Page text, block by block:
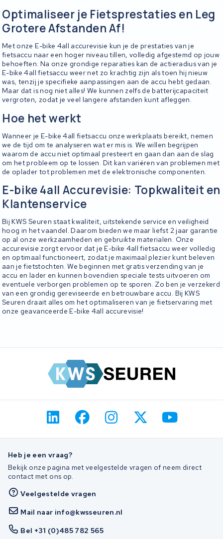
Optimaliseer je Fietsprestaties en Leg
Grotere Afstanden Af!
Met onze E-bike 4all accurevisie kun je de prestaties van je
fietsaccu naar een hoger niveau tillen, volledig afgestemd op jouw
behoeften. Na onze grondige reparaties kan de actieradius van je
E-bike 4all fietsaccu weer net zo krachtig zijn als toen hij nieuw
was, tenzij je specifieke aanpassingen aan de accu hebt gedaan.
Maar dat is nog niet alles! We kunnen zelfs de batterijcapaciteit
vergroten, zodat je veel langere afstanden kunt afleggen.
Hoe het werkt
Wanneer je E-bike 4all fietsaccu onze werkplaats bereikt, nemen
we de tijd om te analyseren wat er mis is. We willen begrijpen
waarom de accu niet optimaal presteert en gaan dan aan de slag
om het probleem op te lossen. Dit kan variëren van problemen met
de oplader tot problemen met de elektronische componenten.
E-bike 4all Accurevisie: Topkwaliteit en
Klantenservice
Bij KWS Seuren staat kwaliteit, uitstekende service en veiligheid
hoog in het vaandel. Daarom bieden we maar liefst 2 jaar garantie
op al onze werkzaamheden en gebruikte materialen. Onze
accurevisie zorgt ervoor dat je E-bike 4all fietsaccu weer volledig
en optimaal functioneert, zodat je maximaal plezier kunt beleven
aan je fietstochten. We beginnen met gratis verzending van je
accu en lader en kunnen bovendien speciale tests uitvoeren om
eventuele verborgen problemen op te sporen. Zo ben je verzekerd
van een grondig gereviseerde en betrouwbare accu. Bij KWS
Seuren draait alles om het optimaliseren van je fietservaring met
onze geavanceerde E-bike 4all accurevisie!
Heb je een vraag?
Bekijk onze pagina met veelgestelde vragen of neem direct
contact met ons op.
Veelgestelde vragen
Mail naar info@kwsseuren.nl
Bel +31 (0)485 782 565